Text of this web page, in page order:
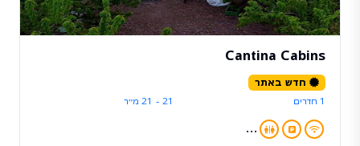
Cantina Cabins
חדש באתר
1 חדרים 21 - 21 מ״ר
...